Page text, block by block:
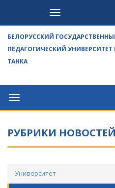
Посетителям
БЕЛОРУССКИЙ
ПЕДАГОГИЧЕСКИЙ
ТАНКА
Университет
РУБРИКИ НОВОСТЕЙ
Университет